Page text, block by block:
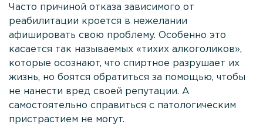
Лечение зависимости от метадона
Лечение зависимости от кетамина
Лечение зависимости от метамфетамина
Лечение зависимости от фенобарбитала
Часто причиной отказа зависимого от
реабилитации кроется в нежелании
афишировать свою проблему. Особенно это
касается так называемых «тихих алкоголиков»,
которые осознают, что спиртное разрушает их
жизнь, но боятся обратиться за помощью, чтобы
не нанести вред своей репутации. А
самостоятельно справиться с патологическим
пристрастием не могут.